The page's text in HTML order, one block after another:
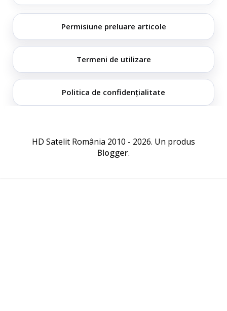
Permisiune preluare articole
Termeni de utilizare
Politica de confidențialitate
HD Satelit România 2010 - 2026. Un produs
Blogger.